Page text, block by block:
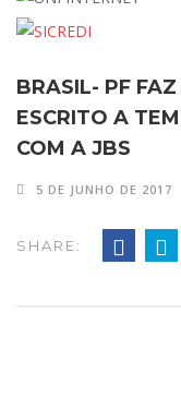
BRASIL- PF
ESCRITO A
COM A JBS
5 DE JUNHO DE 2017
SHARE: